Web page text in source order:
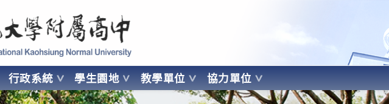
Kaohsiung Normal University
行政系統 學生園地 教學單位 協力單位